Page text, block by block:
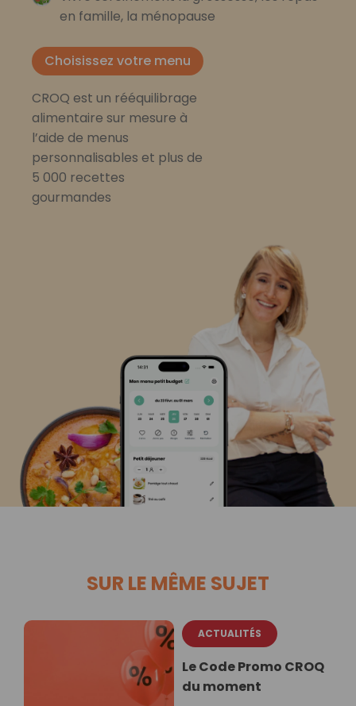
en famille, la ménopause
Choisissez votre menu
CROQ est un rééquilibrage
alimentaire sur mesure à
l’aide de menus
personnalisables et plus de
5 000 recettes
gourmandes
SUR LE MÊME SUJET
ACTUALITÉS
Le Code Promo CROQ
du moment